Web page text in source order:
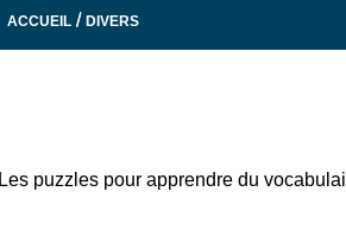
ACCUEIL /DIVERS
Les puzzles pour apprendre du